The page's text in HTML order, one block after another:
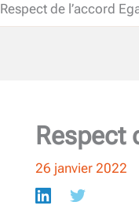
Respect de l’accord
Respect
26 janvier 2022